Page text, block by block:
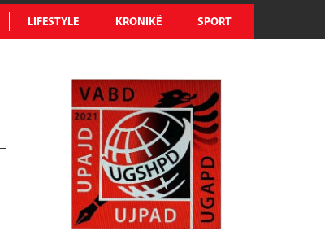
LIFESTYLE KRONIKË SPORT